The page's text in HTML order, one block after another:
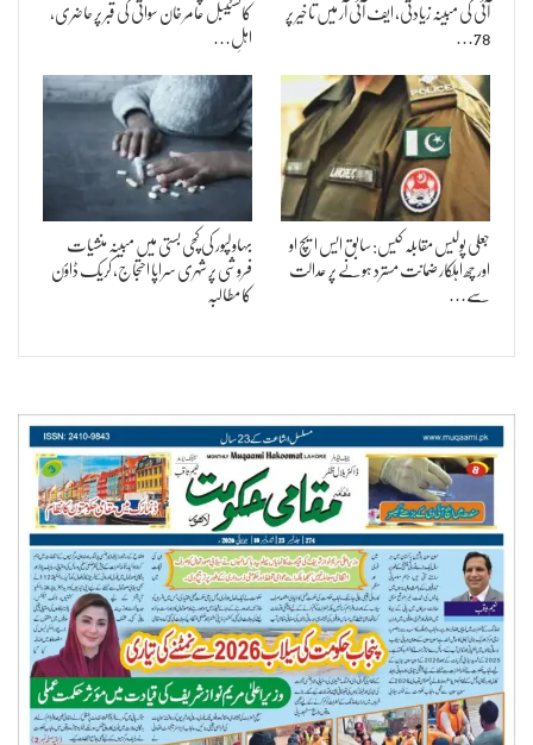
آئی کی مبینہ زیادتی، ایف آئی آر میں تاخیر پر
78…
کانسٹیبل عامر خان سواتی کی قبر پر حاضری،
اہلِ…
جعلی پولیس مقابلہ کیس: سابق ایس ایچ او
اور چھ اہلکار ضمانت مسترد ہونے پر عدالت
سے…
بہاولپور کی کچی بستی میں مبینہ منشیات
فروشی پر شہری سراپا احتجاج، کریک ڈاؤن
کا مطالبہ